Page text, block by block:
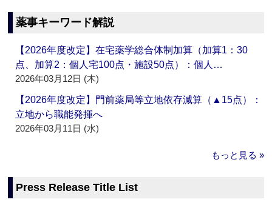
薬事キーワード解説
【2026年度改定】在宅薬学総合体制加算（加算1：30
点、加算2：個人宅100点・施設50点）：個人…
2026年03月12日 (木)
【2026年度改定】門前薬局等立地依存減算（▲15点）：
立地から職能発揮へ
2026年03月11日 (水)
もっと見る »
Press Release Title List